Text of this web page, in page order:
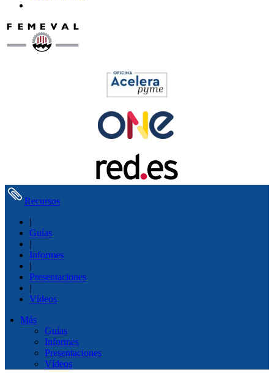
Recursos
|
Guías
|
Informes
|
Presentaciones
|
Vídeos
Más
Guías
Informes
Presentaciones
Vídeos